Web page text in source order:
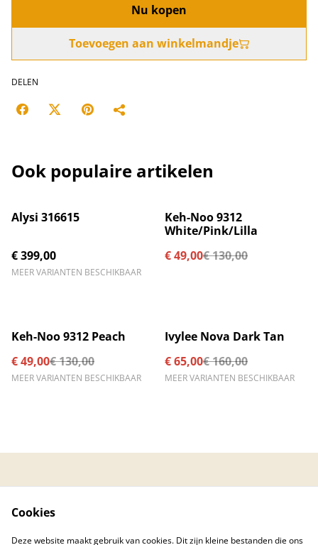
Nu kopen
Toevoegen aan winkelmandje
DELEN
Ook populaire artikelen
Alysi 316615
€ 399,00
MEER VARIANTEN BESCHIKBAAR
%
Keh-Noo 9312
White/Pink/Lilla
€ 49,00€ 130,00
%
Keh-Noo 9312 Peach
€ 49,00€ 130,00
MEER VARIANTEN BESCHIKBAAR
%
Ivylee Nova Dark Tan
€ 65,00€ 160,00
MEER VARIANTEN BESCHIKBAAR
Created by © 2026
Cookies
Deze website maakt gebruik van cookies. Dit zijn kleine bestanden die ons